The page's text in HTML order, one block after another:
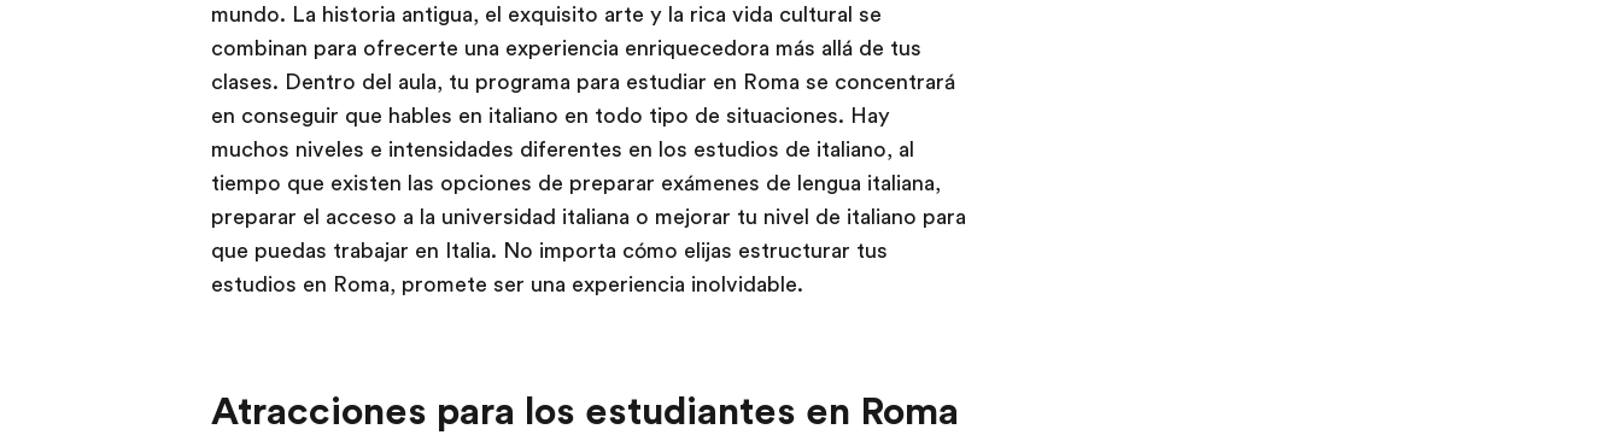
mundo. La historia antigua, el exquisito arte y la rica vida cultural se
combinan para ofrecerte una experiencia enriquecedora más allá de tus
clases. Dentro del aula, tu programa para estudiar en Roma se concentrará
en conseguir que hables en italiano en todo tipo de situaciones. Hay
muchos niveles e intensidades diferentes en los estudios de italiano, al
tiempo que existen las opciones de preparar exámenes de lengua italiana,
preparar el acceso a la universidad italiana o mejorar tu nivel de italiano para
que puedas trabajar en Italia. No importa cómo elijas estructurar tus
estudios en Roma, promete ser una experiencia inolvidable.
Atracciones para los estudiantes en Roma